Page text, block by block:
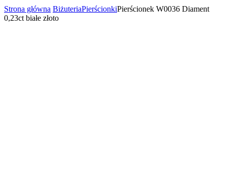
Strona główna BiżuteriaPierścionkiPierścionek W0036 Diament
0,23ct białe złoto